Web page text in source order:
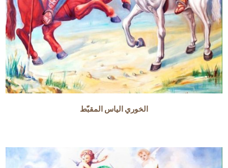
الخوري الياس المقبّط